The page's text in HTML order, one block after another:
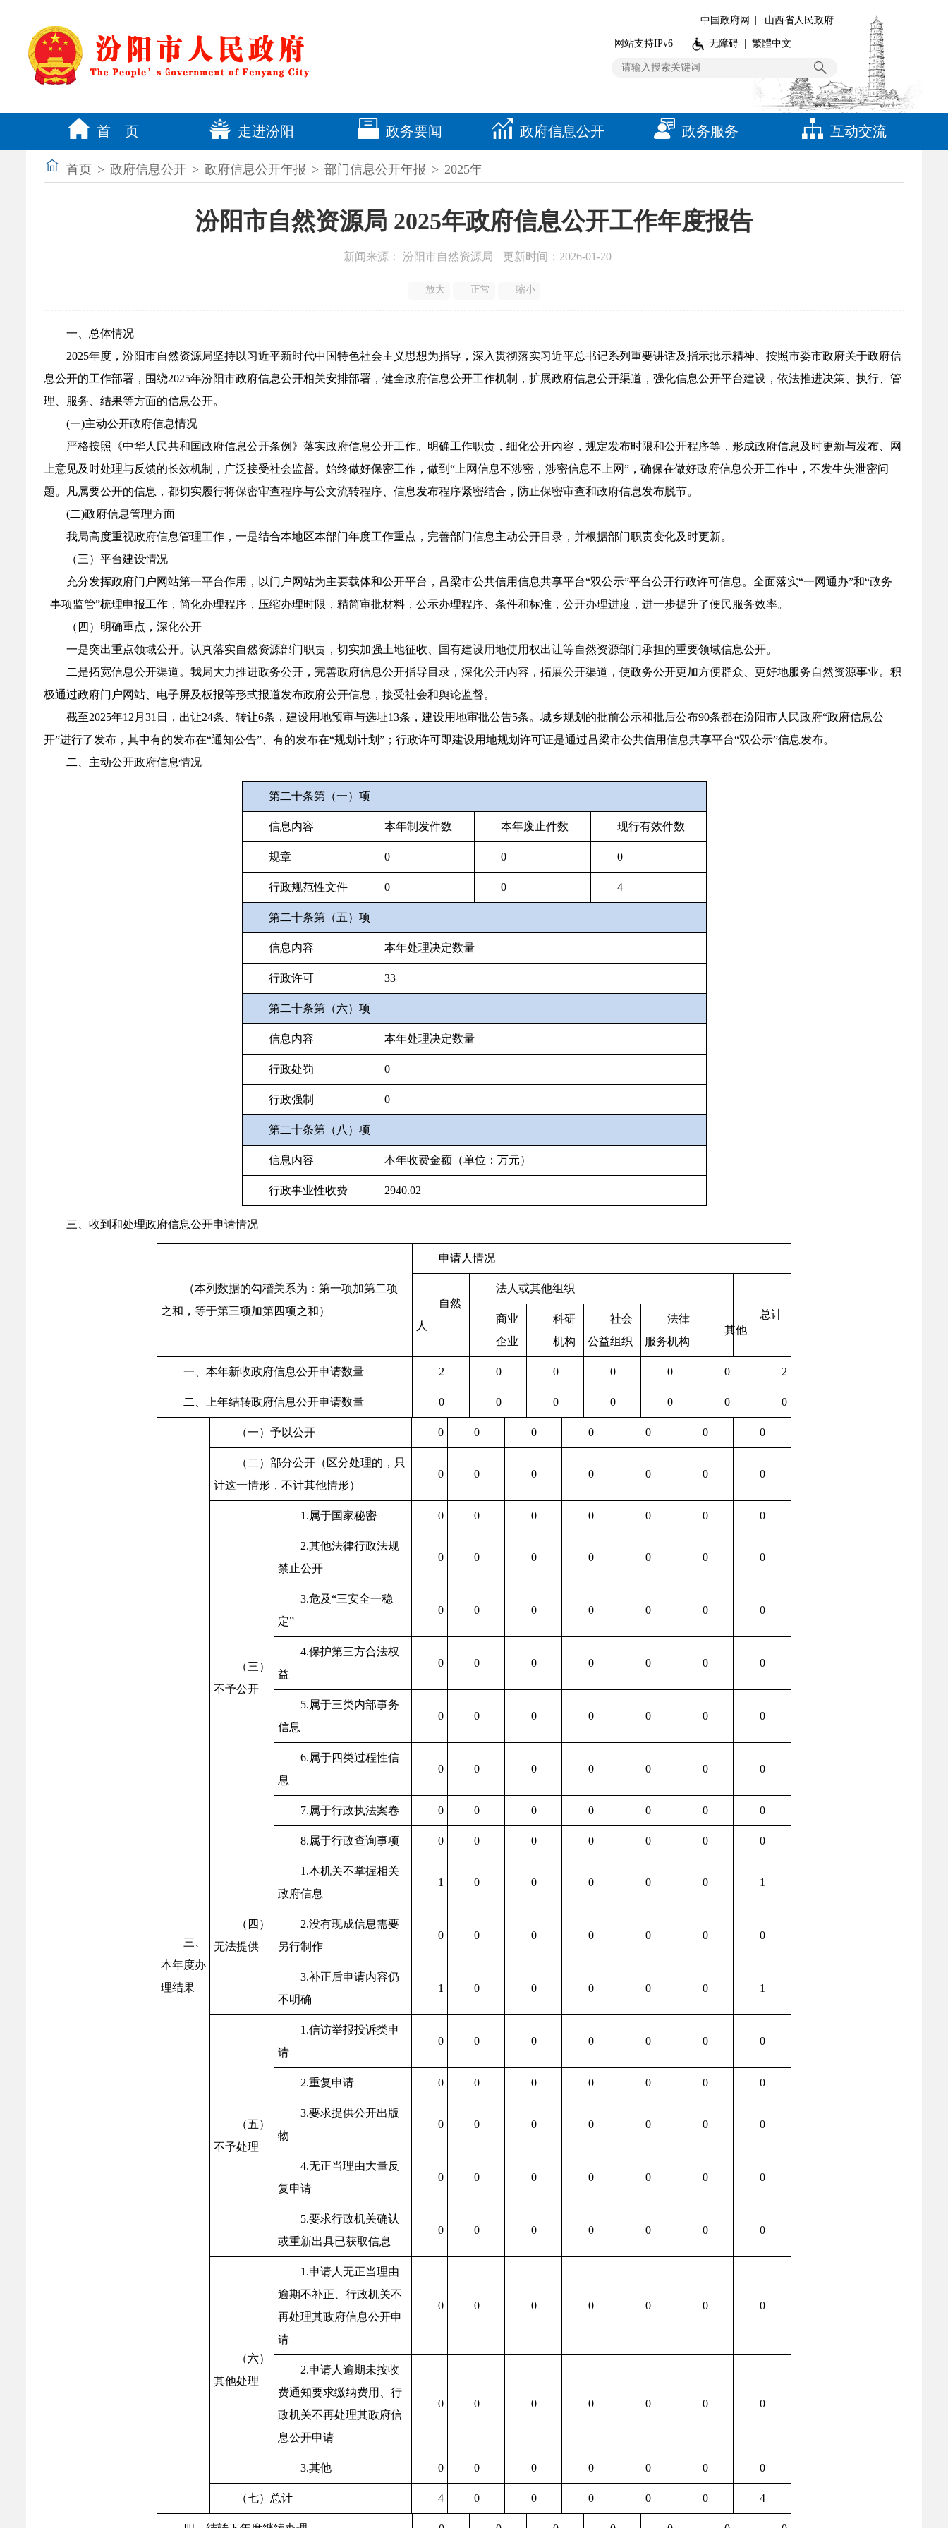
中国政府网 山西省人民政府
网站支持IPv6 无障碍 繁體中文
首 页 走进汾阳 政务要闻 政府信息公开 政务服务 互动交流
首页 > 政府信息公开 > 政府信息公开年报 > 部门信息公开年报 > 2025年
汾阳市自然资源局 2025年政府信息公开工作年度报告
新闻来源： 汾阳市自然资源局 更新时间：2026-01-20
放大 正常 缩小
一、总体情况
2025年度，汾阳市自然资源局坚持以习近平新时代中国特色社会主义思想为指导，深入贯彻落实习近平总书记系列重要讲话及指示批示精神、按照市委市政府关于政府信
息公开的工作部署，围绕2025年汾阳市政府信息公开相关安排部署，健全政府信息公开工作机制，扩展政府信息公开渠道，强化信息公开平台建设，依法推进决策、执行、管
理、服务、结果等方面的信息公开。
(一)主动公开政府信息情况
严格按照《中华人民共和国政府信息公开条例》落实政府信息公开工作。明确工作职责，细化公开内容，规定发布时限和公开程序等，形成政府信息及时更新与发布、网
上意见及时处理与反馈的长效机制，广泛接受社会监督。始终做好保密工作，做到“上网信息不涉密，涉密信息不上网”，确保在做好政府信息公开工作中，不发生失泄密问
题。凡属要公开的信息，都切实履行将保密审查程序与公文流转程序、信息发布程序紧密结合，防止保密审查和政府信息发布脱节。
(二)政府信息管理方面
我局高度重视政府信息管理工作，一是结合本地区本部门年度工作重点，完善部门信息主动公开目录，并根据部门职责变化及时更新。
（三）平台建设情况
充分发挥政府门户网站第一平台作用，以门户网站为主要载体和公开平台，吕梁市公共信用信息共享平台“双公示”平台公开行政许可信息。全面落实“一网通办”和“政务
+事项监管”梳理申报工作，简化办理程序，压缩办理时限，精简审批材料，公示办理程序、条件和标准，公开办理进度，进一步提升了便民服务效率。
（四）明确重点，深化公开
一是突出重点领域公开。认真落实自然资源部门职责，切实加强土地征收、国有建设用地使用权出让等自然资源部门承担的重要领域信息公开。
二是拓宽信息公开渠道。我局大力推进政务公开，完善政府信息公开指导目录，深化公开内容，拓展公开渠道，使政务公开更加方便群众、更好地服务自然资源事业。积
极通过政府门户网站、电子屏及板报等形式报道发布政府公开信息，接受社会和舆论监督。
截至2025年12月31日，出让24条、转让6条，建设用地预审与选址13条，建设用地审批公告5条。城乡规划的批前公示和批后公布90条都在汾阳市人民政府“政府信息公
开”进行了发布，其中有的发布在“通知公告”、有的发布在“规划计划”；行政许可即建设用地规划许可证是通过吕梁市公共信用信息共享平台“双公示”信息发布。
二、主动公开政府信息情况
第二十条第（一）项
信息内容 本年制发件数 本年废止件数 现行有效件数
规章 0 0 0
行政规范性文件 0 0 4
第二十条第（五）项
信息内容 本年处理决定数量
行政许可 33
第二十条第（六）项
信息内容 本年处理决定数量
行政处罚 0
行政强制 0
第二十条第（八）项
信息内容 本年收费金额（单位：万元）
行政事业性收费 2940.02
三、收到和处理政府信息公开申请情况
（本列数据的勾稽关系为：第一项加第二项
之和，等于第三项加第四项之和）
申请人情况
自然
人
法人或其他组织
总计
商业
企业
科研
机构
社会
公益组织
法律
服务机构
其他
一、本年新收政府信息公开申请数量 2 0 0 0 0 0 2
二、上年结转政府信息公开申请数量 0 0 0 0 0 0 0
三、
本年度办
理结果
（一）予以公开 0 0 0 0 0 0 0
（二）部分公开（区分处理的，只
计这一情形，不计其他情形）
0 0 0 0 0 0 0
（三）
不予公开
1.属于国家秘密 0 0 0 0 0 0 0
2.其他法律行政法规
禁止公开
0 0 0 0 0 0 0
3.危及“三安全一稳
定”
0 0 0 0 0 0 0
4.保护第三方合法权
益
0 0 0 0 0 0 0
5.属于三类内部事务
信息
0 0 0 0 0 0 0
6.属于四类过程性信
息
0 0 0 0 0 0 0
7.属于行政执法案卷 0 0 0 0 0 0 0
8.属于行政查询事项 0 0 0 0 0 0 0
（四）
无法提供
1.本机关不掌握相关
政府信息
1 0 0 0 0 0 1
2.没有现成信息需要
另行制作
0 0 0 0 0 0 0
3.补正后申请内容仍
不明确
1 0 0 0 0 0 1
（五）
不予处理
1.信访举报投诉类申
请
0 0 0 0 0 0 0
2.重复申请 0 0 0 0 0 0 0
3.要求提供公开出版
物
0 0 0 0 0 0 0
4.无正当理由大量反
复申请
0 0 0 0 0 0 0
5.要求行政机关确认
或重新出具已获取信息
0 0 0 0 0 0 0
（六）
其他处理
1.申请人无正当理由
逾期不补正、行政机关不
再处理其政府信息公开申
请
0 0 0 0 0 0 0
2.申请人逾期未按收
费通知要求缴纳费用、行
政机关不再处理其政府信
息公开申请
0 0 0 0 0 0 0
3.其他 0 0 0 0 0 0 0
（七）总计 4 0 0 0 0 0 4